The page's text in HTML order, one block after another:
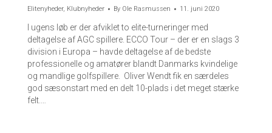
Elitenyheder, Klubnyheder By Ole Rasmussen 11. juni 2020
I ugens løb er der afviklet to elite-turneringer med
deltagelse af AGC spillere. ECCO Tour – der er en slags 3
division i Europa – havde deltagelse af de bedste
professionelle og amatører blandt Danmarks kvindelige
og mandlige golfspillere. Oliver Wendt fik en særdeles
god sæsonstart med en delt 10-plads i det meget stærke
felt.…